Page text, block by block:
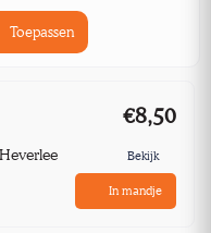
Toepassen
€8,50
Bekijk
In mandje